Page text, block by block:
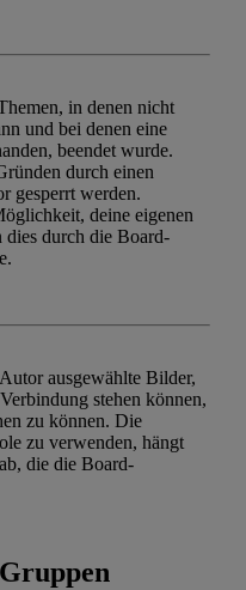
in denen nicht
und bei denen eine
beendet wurde.
durch einen
gesperrt werden.
deine eigenen
dies durch die Board-
ausgewählte Bilder,
stehen können,
zu können. Die
zu verwenden, hängt
die die Board-